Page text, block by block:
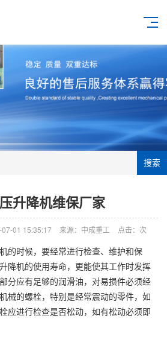
搜索
升降机维保厂家
01 15:35:17 来源：中成重工 点击： 次
的时候，要经常进行检查、维护和保
降机的使用寿命，更能使其工作时发挥
分应有足够的润滑油，对易损件必须经
械的螺栓，特别是经常震动的零件，如
应进行检查是否松动，如有松动必须即